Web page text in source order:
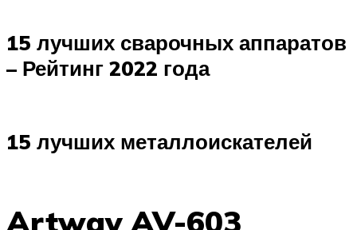
15 лучших сварочных аппаратов
– Рейтинг 2022 года
15 лучших металлоискателей
Artway AV-603